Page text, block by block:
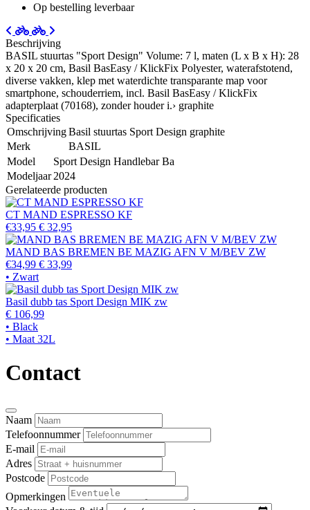
Op bestelling leverbaar
Beschrijving
BASIL stuurtas "Sport Design" Volume: 7 l, maten (L x B x H): 28
x 20 x 20 cm, Basil BasEasy / KlickFix Polyester, waterafstotend,
diverse vakken, klep met waterdichte transparante map voor
smartphone, schouderriem, incl. Basil BasEasy / KlickFix
adapterplaat (70168), zonder houder i.› graphite
Specificaties
OmschrijvingBasil stuurtas Sport Design graphite
Merk
BASIL
Model
Sport Design Handlebar Ba
Modeljaar 2024
Gerelateerde producten
CT MAND ESPRESSO KF
€33,95 € 32,95
MAND BAS BREMEN BE MAZIG AFN V M/BEV ZW
€34,99 € 33,99
• Zwart
Basil dubb tas Sport Design MIK zw
€ 106,99
• Black
• Maat 32L
Contact
Naam
Telefoonnummer
E-mail
Adres
Postcode
Opmerkingen